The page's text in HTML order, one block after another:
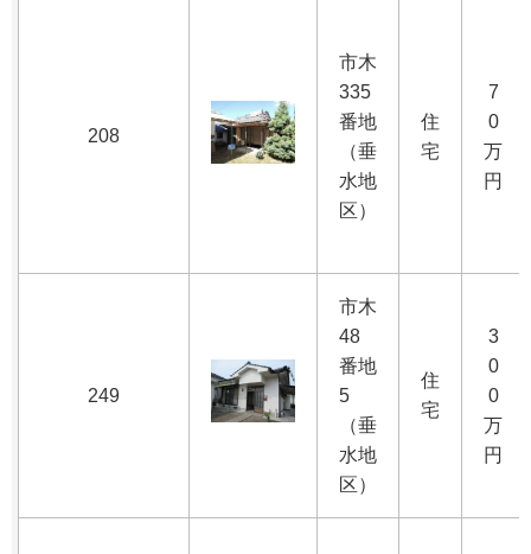
208
市木
335
番地
（垂
水地
区）
住
宅
7
0
万
円
249
市木
48
番地
5
（垂
水地
区）
住
宅
3
0
0
万
円